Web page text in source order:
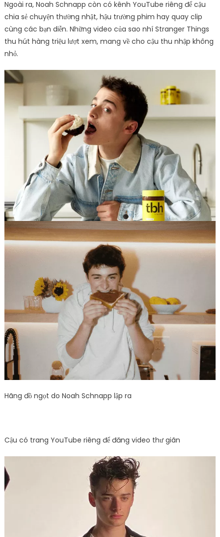
mà TBH sản xuất thường là đồ ngọt (mứt, nutella) và được
không ít người ủng hộ.
Ngoài ra, Noah Schnapp còn có kênh YouTube riêng để cậu
chia sẻ chuyện thường nhật, hậu trường phim hay quay clip
thu hút hàng triệu lượt xem, mang về cho cậu thu nhập không